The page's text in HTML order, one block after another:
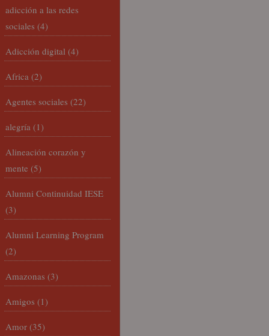
adicción a las redes
sociales (4)
Adicción digital (4)
Africa (2)
Agentes sociales (22)
alegría (1)
Alineación corazón y
mente (5)
Alumni Continuidad IESE
(3)
Alumni Learning Program
(2)
Amazonas (3)
Amigos (1)
Amor (35)